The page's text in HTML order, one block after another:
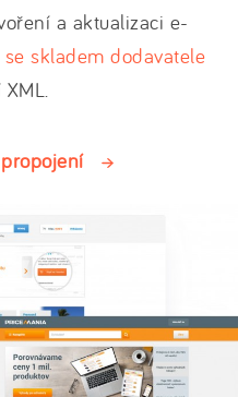
a aktualizaci e-
skladem dodavatele